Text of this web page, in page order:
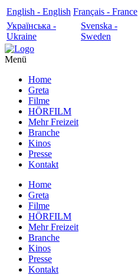
English - English Français - France
Українська -
Ukraine
Svenska -
Sweden
Menü
Home
Greta
Filme
HÖRFILM
Mehr Freizeit
Branche
Kinos
Presse
Kontakt
Home
Greta
Filme
HÖRFILM
Mehr Freizeit
Branche
Kinos
Presse
Kontakt